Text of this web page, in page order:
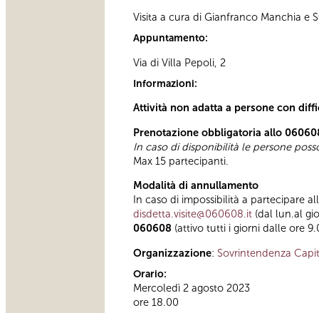
Visita a cura di Gianfranco Manchia e
Appuntamento:
Via di Villa Pepoli, 2
Informazioni:
Attività non adatta a persone con
Prenotazione obbligatoria allo
In caso di disponibilità le persone
Max 15 partecipanti.
Modalità di annullamento
In caso di impossibilità a partecipare
disdetta.visite@060608.it (dal lun.al
060608 (attivo tutti i giorni dalle ore
Organizzazione: Sovrintendenza
Orario:
Mercoledì 2 agosto 2023
ore 18.00